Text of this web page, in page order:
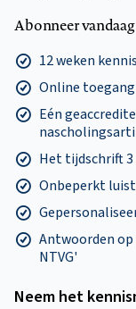
Abonneer
12 weken
Online
Eén
Het tijdschrift 3
Onbeperkt
Antwoorden op
NTVG'
Neem het